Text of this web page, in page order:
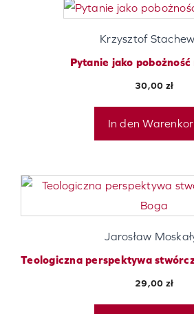
Krzysztof
Pytanie jako pobożność
30,00 zł
In den
Jarosław
Teologiczna perspektywa
29,00 zł